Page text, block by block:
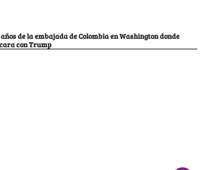
de la embajada de Colombia en Washington donde
con Trump